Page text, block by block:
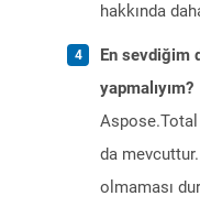
hakkında
En sevdiğim
yapmalıyım?
da mevcuttur.
olmaması